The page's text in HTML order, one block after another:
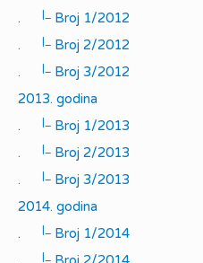
.
|_
Broj 1/2012
.
|_
Broj 2/2012
.
|_
Broj 3/2012
2013. godina
.
|_
Broj 1/2013
.
|_
Broj 2/2013
.
|_
Broj 3/2013
2014. godina
.
|_
Broj 1/2014
|_